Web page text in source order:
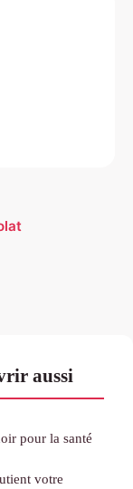
aussi
pour la santé
votre